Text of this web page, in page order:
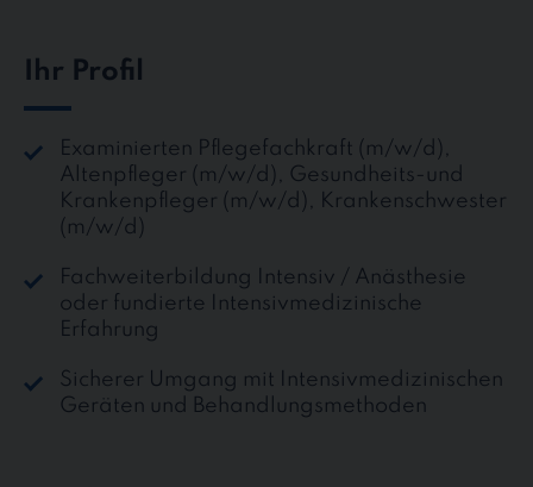
Ihr Profil
Examinierten Pflegefachkraft (m/w/d),
Altenpfleger (m/w/d), Gesundheits-und
Krankenpfleger (m/w/d), Krankenschwester
(m/w/d)
Fachweiterbildung Intensiv / Anästhesie
oder fundierte Intensivmedizinische
Erfahrung
Sicherer Umgang mit Intensivmedizinischen
Geräten und Behandlungsmethoden